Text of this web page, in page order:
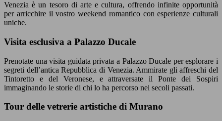
Venezia è un tesoro di arte e cultura, offrendo infinite opportunità
per arricchire il vostro weekend romantico con esperienze culturali
uniche.
Visita esclusiva a Palazzo Ducale
Prenotate una visita guidata privata a Palazzo Ducale per esplorare i
segreti dell’antica Repubblica di Venezia. Ammirate gli affreschi del
Tintoretto e del Veronese, e attraversate il Ponte dei Sospiri
immaginando le storie di chi lo ha percorso nei secoli passati.
Tour delle vetrerie artistiche di Murano